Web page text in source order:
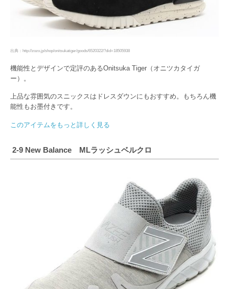
出典：http://zozo.jp/shop/onitsukatiger/goods/6520322/?did=18505938
機能性とデザインで定評のあるOnitsuka Tiger（オニツカタイガ
ー）。
上品な雰囲気のスニックスはドレスダウンにもおすすめ。もちろん機
能性もお墨付きです。
このアイテムをもっと詳しく見る
2-9 New Balance MLラッシュベルクロ